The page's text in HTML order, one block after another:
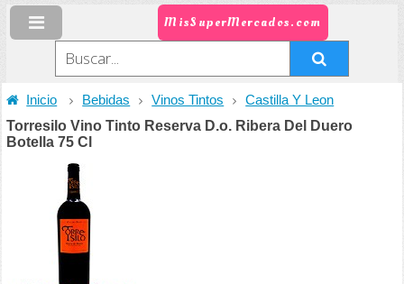
MisSuperMercados.com
Inicio Bebidas Vinos Tintos Castilla Y Leon
Torresilo Vino Tinto Reserva D.o. Ribera Del Duero
Botella 75 Cl